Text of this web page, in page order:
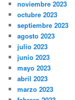
noviembre 2023
octubre 2023
septiembre 2023
agosto 2023
julio 2023
junio 2023
mayo 2023
abril 2023
marzo 2023